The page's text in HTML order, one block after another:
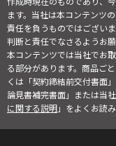
ます。当社は本コンテンツ
責任を負うものではござい
判断と責任でなさるようお願
本コンテンツでは当社でお
る部分があります。商品ご
くは「契約締結前交付書面
論見書補完書面」または当
に関する説明」をよくお読